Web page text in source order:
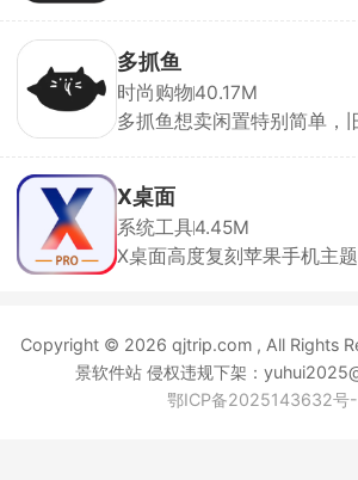
不佳的场景。
己翻图鉴查卡。每张卡都有
算出的真实市场价，还能看
线，不管收稀有卡还是出旧
乱报价坑，新手入门也能摸
包、发货，省去和买家反复
扯皮快递的麻烦。
多抓鱼
时尚购物40.17M
多抓鱼想卖闲置特别简单，
适就下单预约顺丰上门，快
全包，不用你花一分钱，打
上门拿走就行。1到3天钱直
能提现也能直接在平台消费
X桌面
系统工具4.45M
X桌面高度复刻苹果手机主
作能自定义，上滑调出快捷
双指捏合编辑桌面，贴合苹
Copyright © 2026 qjtrip.com , All Rights
景软件站 侵权违规下架：
鄂ICP备2025143632号